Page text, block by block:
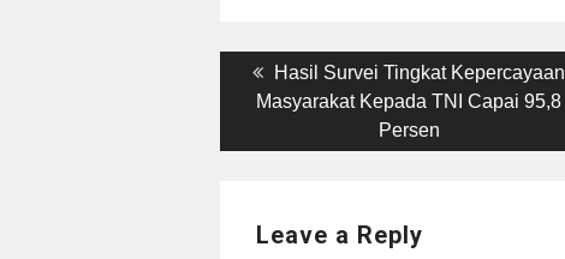
Post
navigation
Previous
post:
Hasil Survei Tingkat Kepercayaan
Masyarakat Kepada TNI Capai 95,8
Persen
Leave a Reply